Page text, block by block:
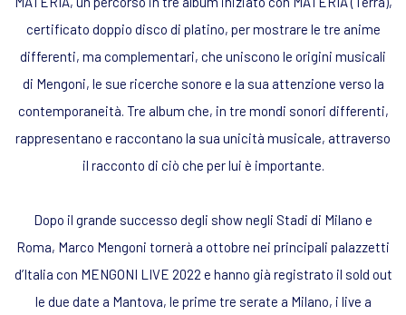
certificato doppio disco di platino, per mostrare le tre anime
differenti, ma complementari, che uniscono le origini musicali
di Mengoni, le sue ricerche sonore e la sua attenzione verso la
contemporaneità. Tre album che, in tre mondi sonori differenti,
rappresentano e raccontano la sua unicità musicale, attraverso
il racconto di ciò che per lui è importante.
Dopo il grande successo degli show negli Stadi di Milano e
Roma, Marco Mengoni tornerà a ottobre nei principali palazzetti
d’Italia con MENGONI LIVE 2022 e hanno già registrato il sold out
le due date a Mantova, le prime tre serate a Milano, i live a